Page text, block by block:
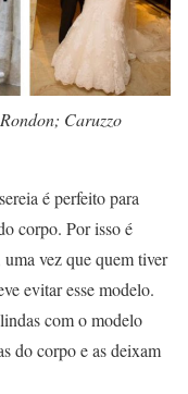
Caruzzo
é perfeito para
corpo. Por isso é
vez que quem tiver
evitar esse modelo.
com o modelo
do corpo e as deixam